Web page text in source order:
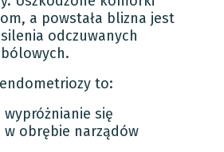
a powstała blizna jest
odczuwanych
to:
wypróżnianie się
w obrębie narządów